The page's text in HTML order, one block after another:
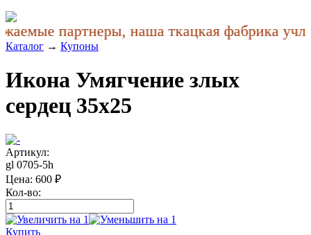
партнеры, наша ткацкая фабрика
Каталог → Купоны
Икона Умягчение злых
сердец 35x25
Артикул:
gl 0705-5h
Цена: 600 ₽
Кол-во:
Купить